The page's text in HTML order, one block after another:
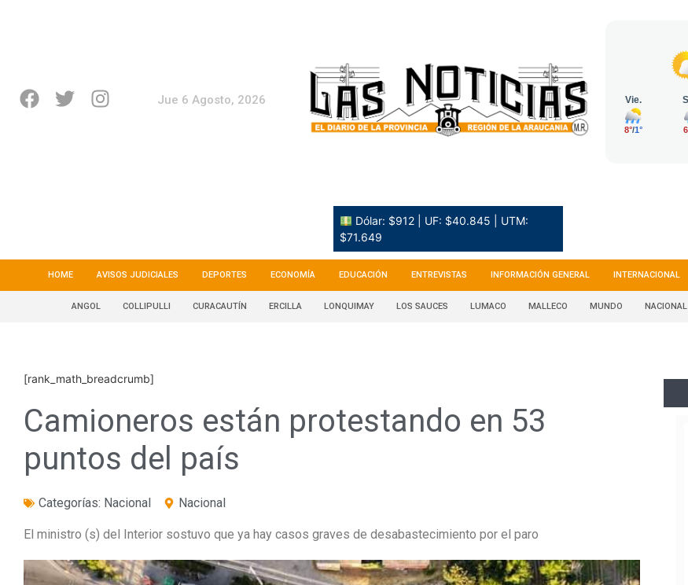
Jue 6 Agosto, 2026
Dólar: $912 | UF: $40.845 | UTM:
$71.649
HOME AVISOS JUDICIALES DEPORTES ECONOMÍA EDUCACIÓN ENTREVISTAS INFORMACIÓN GENERAL INTERNACIONAL
ANGOL COLLIPULLI CURACAUTÍN ERCILLA LONQUIMAY LOS SAUCES LUMACO MALLECO MUNDO NACIONAL
[rank_math_breadcrumb]
Camioneros están protestando en 53
puntos del país
Categorías: Nacional Nacional
El ministro (s) del Interior sostuvo que ya hay casos graves de desabastecimiento por el paro